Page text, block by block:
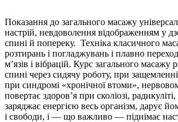
Показання до загального масажу
настрій, невдоволення відображенням у
спині й попереку. Техніка класичного
розтирань і погладжувань і плавно
м’язів і вібрацій. Курс загального масажу
спині через сидячу роботу, при защемленні
при синдромі «хронічної втоми»,
повертає здоров’я при сколіозі,
заряджає енергією весь організм, дарує
і свободи, і — що важливо — піднімає